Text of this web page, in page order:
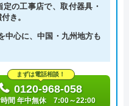
の工事店で、取付器具・
き。
中心に、中国・九州地方も
まずは電話相談！
0120-968-058
時間 年中無休 7:00～22:00